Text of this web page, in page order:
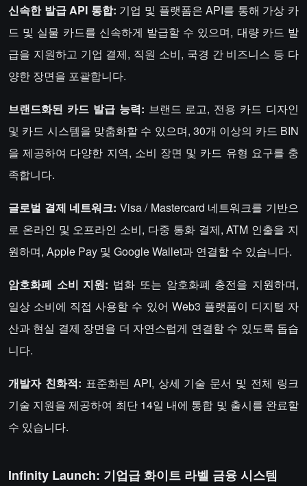
신속한 발급 API 통합: 기업 및 플랫폼은 API를 통해 가상 카
드 및 실물 카드를 신속하게 발급할 수 있으며, 대량 카드 발
급을 지원하고 기업 결제, 직원 소비, 국경 간 비즈니스 등 다
양한 장면을 포괄합니다.
브랜드화된 카드 발급 능력: 브랜드 로고, 전용 카드 디자인
및 카드 시스템을 맞춤화할 수 있으며, 30개 이상의 카드 BIN
을 제공하여 다양한 지역, 소비 장면 및 카드 유형 요구를 충
족합니다.
글로벌 결제 네트워크: Visa / Mastercard 네트워크를 기반으
로 온라인 및 오프라인 소비, 다중 통화 결제, ATM 인출을 지
원하며, Apple Pay 및 Google Wallet과 연결할 수 있습니다.
암호화폐 소비 지원: 법화 또는 암호화폐 충전을 지원하며,
일상 소비에 직접 사용할 수 있어 Web3 플랫폼이 디지털 자
산과 현실 결제 장면을 더 자연스럽게 연결할 수 있도록 돕습
니다.
개발자 친화적: 표준화된 API, 상세 기술 문서 및 전체 링크
기술 지원을 제공하여 최단 14일 내에 통합 및 출시를 완료할
수 있습니다.
Infinity Launch: 기업급 화이트 라벨 금융 시스템